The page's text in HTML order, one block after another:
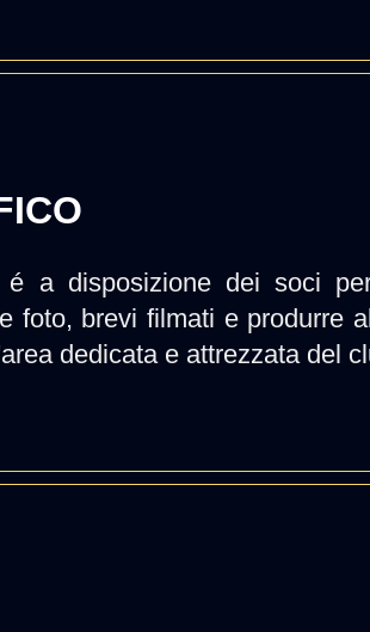
a disposizione dei soci
foto, brevi filmati e produrre
dedicata e attrezzata del